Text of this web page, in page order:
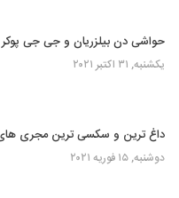
حواشی دن بیلزریان و جی جی پوکر
یکشنبه, ۳۱ اکتبر ۲۰۲۱
داغ ترین و سکسی ترین مجری های
دوشنبه, ۱۵ فوریه ۲۰۲۱